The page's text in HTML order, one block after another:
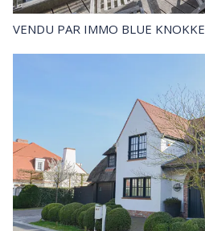
VENDU PAR IMMO BLUE KNOKKE